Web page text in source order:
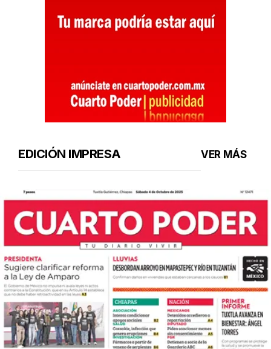
EDICIÓN IMPRESA VER MÁS